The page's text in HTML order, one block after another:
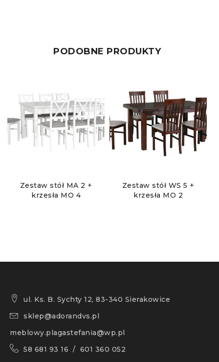
PODOBNE PRODUKTY
Zestaw stół MA 2 +
krzesła MO 4
Zestaw stół WS 5 +
krzesła MO 2
ul. Ks. B. Sychty 12, 83-340 Sierakowice
sklep@adorandvs.pl
meblowy.plagastefania@wp.pl
58 681 93 16 / 601 360 052